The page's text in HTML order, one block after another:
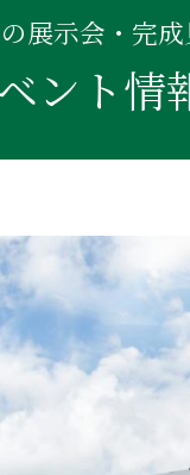
展示会・完
ント情